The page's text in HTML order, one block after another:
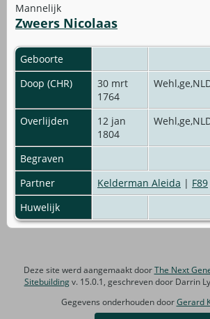
Mannelijk
Zweers Nicolaas
Geboorte
Doop (CHR)
30 mrt
1764
Overlijden
12 jan
1804
Begraven
Partner
Kelderman Aleida | F89
Huwelijk
Deze site werd aangemaakt doorThe Next
Sitebuildingv. 15.0.1, geschreven door Darrin
Gegevens onderhouden doorGerard